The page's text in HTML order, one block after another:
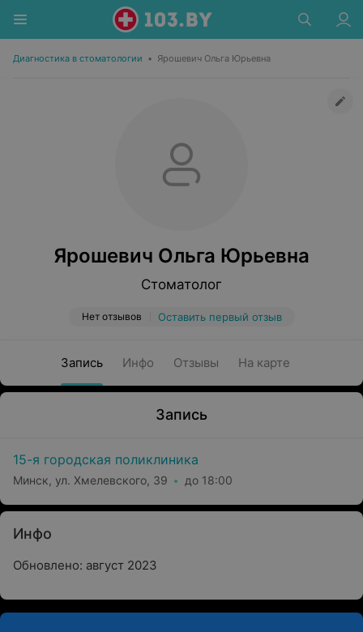
Диагностика в стоматологии • Ярошевич Ольга Юрьевна
Ярошевич Ольга Юрьевна
Стоматолог
Нет отзывов Оставить первый отзыв
Запись Инфо Отзывы На карте
Запись
15-я городская поликлиника
Минск, ул. Хмелевского, 39 до 18:00
Инфо
Обновлено: август 2023